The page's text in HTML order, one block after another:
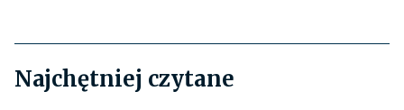
Najchętniej czytane